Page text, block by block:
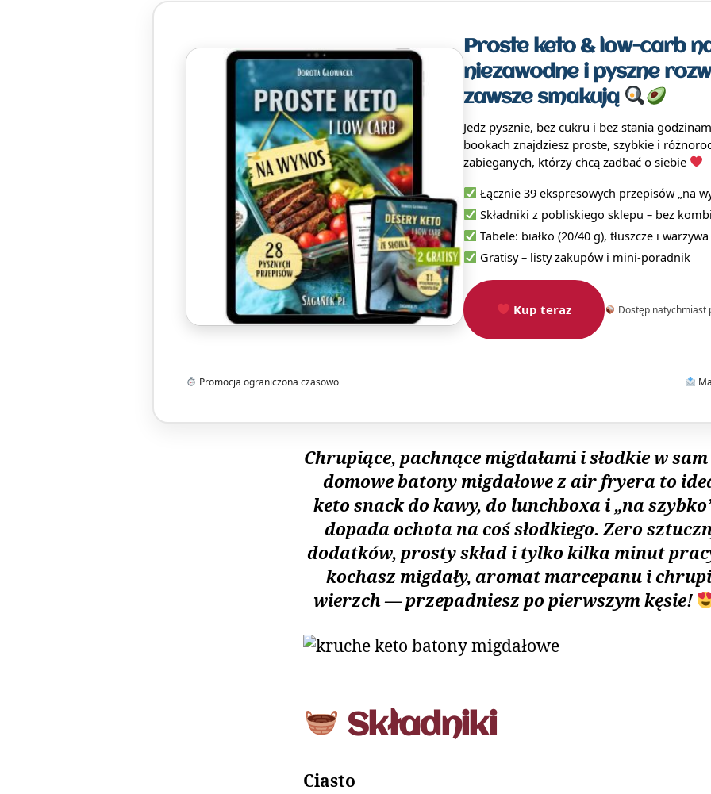
Proste keto & low-carb
niezawodne i pyszne
zawsze smakują
Jedz pysznie, bez cukru i bez stania
bookach znajdziesz proste, szybkie i
zabieganych, którzy chcą zadbać o siebie
Łącznie 39 ekspresowych przepisów „na
Składniki z pobliskiego sklepu – bez
Tabele: białko (20/40 g), tłuszcze i
Gratisy – listy zakupów i mini-poradnik
Kup teraz Dostęp natychmiast
Promocja ograniczona czasowo
Chrupiące, pachnące migdałami i słodkie w
domowe batony migdałowe z air fryera to
keto snack do kawy, do lunchboxa i „na
dopada ochota na coś słodkiego. Zero
dodatków, prosty skład i tylko kilka minut
kochasz migdały, aromat marcepanu i
wierzch — przepadniesz po pierwszym kęsie!
Składniki
Ciasto